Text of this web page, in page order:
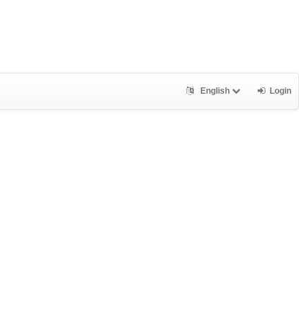
English Login